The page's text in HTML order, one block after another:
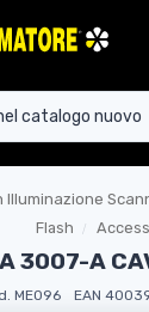
Illuminazione
Flash
3007-A
ME096 EAN